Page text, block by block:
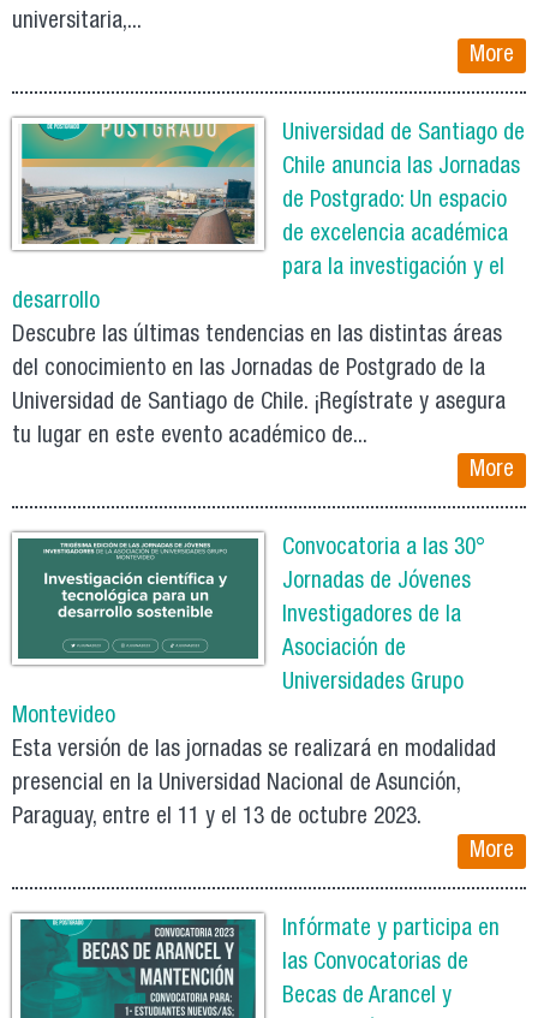
universitaria,...
More
Universidad de Santiago de
Chile anuncia las Jornadas
de Postgrado: Un espacio
de excelencia académica
para la investigación y el
desarrollo
Descubre las últimas tendencias en las distintas áreas
del conocimiento en las Jornadas de Postgrado de la
Universidad de Santiago de Chile. ¡Regístrate y asegura
tu lugar en este evento académico de...
More
Convocatoria a las 30°
Jornadas de Jóvenes
Investigadores de la
Asociación de
Universidades Grupo
Montevideo
Esta versión de las jornadas se realizará en modalidad
presencial en la Universidad Nacional de Asunción,
Paraguay, entre el 11 y el 13 de octubre 2023.
More
Infórmate y participa en
las Convocatorias de
Becas de Arancel y